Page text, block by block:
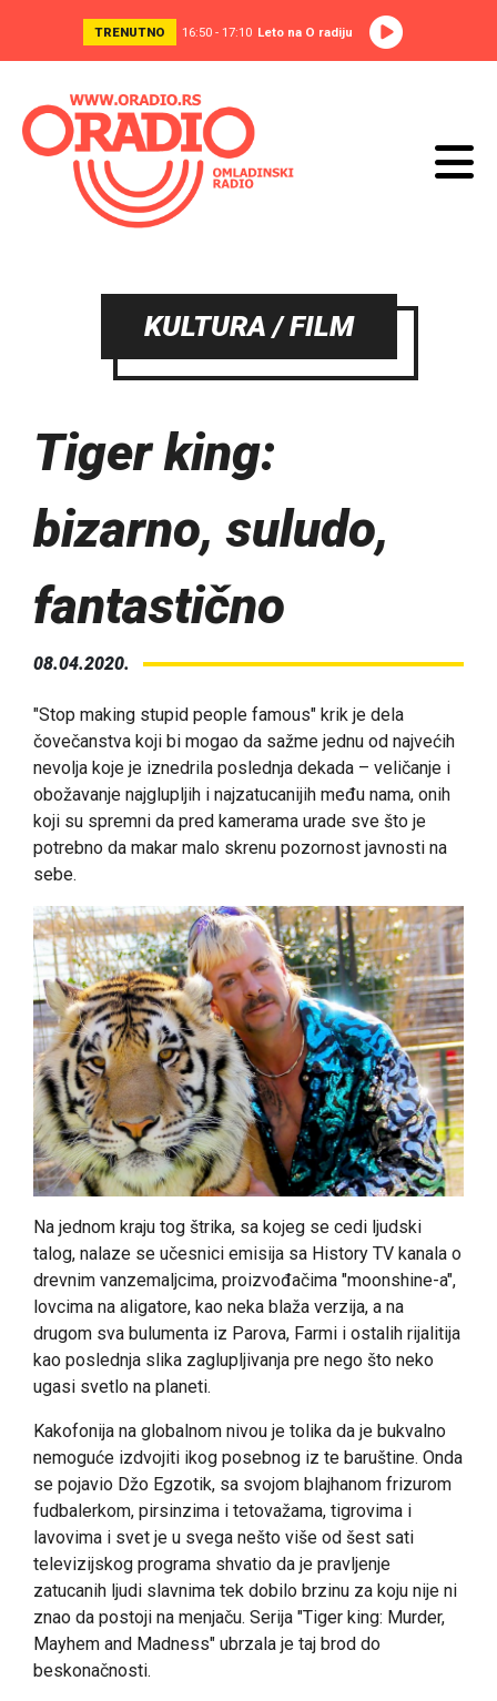
TRENUTNO 16:50 - 17:10 Leto na O radiju
KULTURA / FILM
Tiger king:
bizarno, suludo,
fantastično
08.04.2020.
"Stop making stupid people famous" krik je dela
čovečanstva koji bi mogao da sažme jednu od najvećih
nevolja koje je iznedrila poslednja dekada – veličanje i
obožavanje najglupljih i najzatucanijih među nama, onih
koji su spremni da pred kamerama urade sve što je
potrebno da makar malo skrenu pozornost javnosti na
sebe.
Na jednom kraju tog štrika, sa kojeg se cedi ljudski
talog, nalaze se učesnici emisija sa History TV kanala o
drevnim vanzemaljcima, proizvođačima "moonshine-a",
lovcima na aligatore, kao neka blaža verzija, a na
drugom sva bulumenta iz Parova, Farmi i ostalih rijalitija
kao poslednja slika zaglupljivanja pre nego što neko
ugasi svetlo na planeti.
Kakofonija na globalnom nivou je tolika da je bukvalno
nemoguće izdvojiti ikog posebnog iz te baruštine. Onda
se pojavio Džo Egzotik, sa svojom blajhanom frizurom
fudbalerkom, pirsinzima i tetovažama, tigrovima i
lavovima i svet je u svega nešto više od šest sati
televizijskog programa shvatio da je pravljenje
zatucanih ljudi slavnima tek dobilo brzinu za koju nije ni
znao da postoji na menjaču. Serija "Tiger king: Murder,
Mayhem and Madness" ubrzala je taj brod do
beskonačnosti.